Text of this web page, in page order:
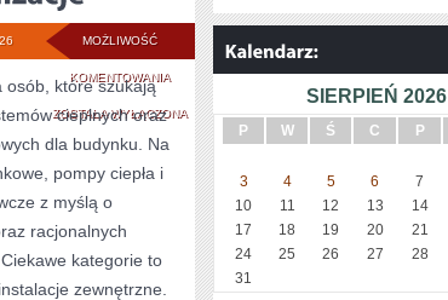
MOŻLIWOŚĆ
KOMENTOWANIAREMONTY
I
MODERNIZACJE
ZOSTAŁA WYŁĄCZONA
które szukają
cieplnych oraz
dla budynku. Na
pompy ciepła i
z myślą o
racjonalnych
kategorie to
zewnętrzne.
SIERPIEŃ 2026
P W Ś C P
3
4 5 6 7
10
11 12 13 14
17
18 19 20 21
24
25 26 27 28
31